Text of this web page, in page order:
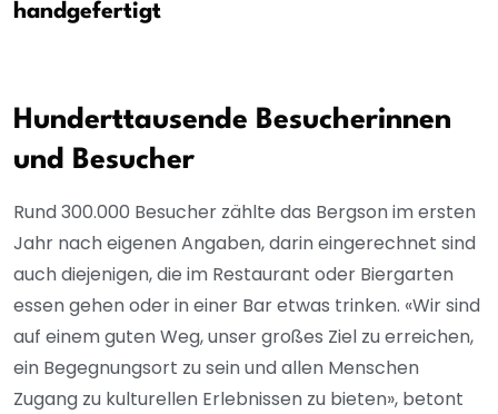
handgefertigt
Hunderttausende Besucherinnen
und Besucher
Rund 300.000 Besucher zählte das Bergson im ersten
Jahr nach eigenen Angaben, darin eingerechnet sind
auch diejenigen, die im Restaurant oder Biergarten
essen gehen oder in einer Bar etwas trinken. «Wir sind
auf einem guten Weg, unser großes Ziel zu erreichen,
ein Begegnungsort zu sein und allen Menschen
Zugang zu kulturellen Erlebnissen zu bieten», betont